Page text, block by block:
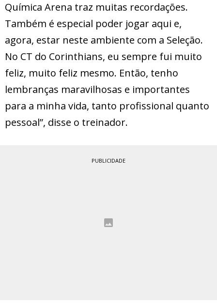
Química Arena traz muitas recordações.
Também é especial poder jogar aqui e,
agora, estar neste ambiente com a Seleção.
No CT do Corinthians, eu sempre fui muito
feliz, muito feliz mesmo. Então, tenho
lembranças maravilhosas e importantes
para a minha vida, tanto profissional quanto
pessoal”, disse o treinador.
PUBLICIDADE